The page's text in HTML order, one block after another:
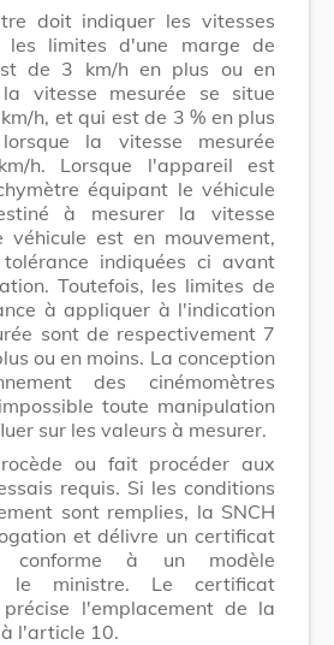
doit indiquer les vitesses
les limites d'une marge de
de 3 km/h en plus ou en
vitesse mesurée se situe
h, et qui est de 3 % en plus
la vitesse mesurée
h. Lorsque l'appareil est
équipant le véhicule
à mesurer la vitesse
véhicule est en mouvement,
indiquées ci avant
Toutefois, les limites de
à appliquer à l'indication
sont de respectivement 7
ou en moins. La conception
des cinémomètres
toute manipulation
sur les valeurs à mesurer.
ou fait procéder aux
requis. Si les conditions
sont remplies, la SNCH
et délivre un certificat
conforme à un modèle
le ministre. Le certificat
l'emplacement de la
l'article 10.